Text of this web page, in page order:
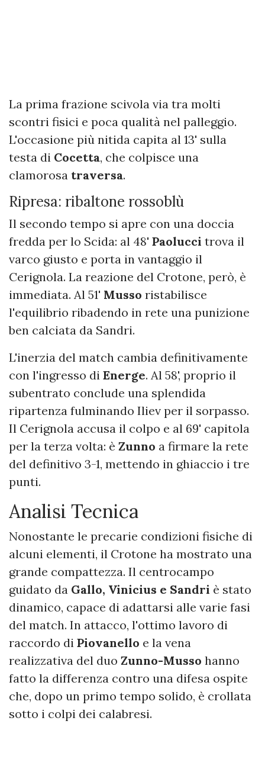
La prima frazione scivola via tra molti
scontri fisici e poca qualità nel palleggio.
L'occasione più nitida capita al 13' sulla
testa di Cocetta, che colpisce una
clamorosa traversa.
Ripresa: ribaltone rossoblù
Il secondo tempo si apre con una doccia
fredda per lo Scida: al 48' Paolucci trova il
varco giusto e porta in vantaggio il
Cerignola. La reazione del Crotone, però, è
immediata. Al 51' Musso ristabilisce
l'equilibrio ribadendo in rete una punizione
ben calciata da Sandri.
L'inerzia del match cambia definitivamente
con l'ingresso di Energe. Al 58', proprio il
subentrato conclude una splendida
ripartenza fulminando Iliev per il sorpasso.
Il Cerignola accusa il colpo e al 69' capitola
per la terza volta: è Zunno a firmare la rete
del definitivo 3-1, mettendo in ghiaccio i tre
punti.
Analisi Tecnica
Nonostante le precarie condizioni fisiche di
alcuni elementi, il Crotone ha mostrato una
grande compattezza. Il centrocampo
guidato da Gallo, Vinicius e Sandri è stato
dinamico, capace di adattarsi alle varie fasi
del match. In attacco, l'ottimo lavoro di
raccordo di Piovanello e la vena
realizzativa del duo Zunno-Musso hanno
fatto la differenza contro una difesa ospite
che, dopo un primo tempo solido, è crollata
sotto i colpi dei calabresi.